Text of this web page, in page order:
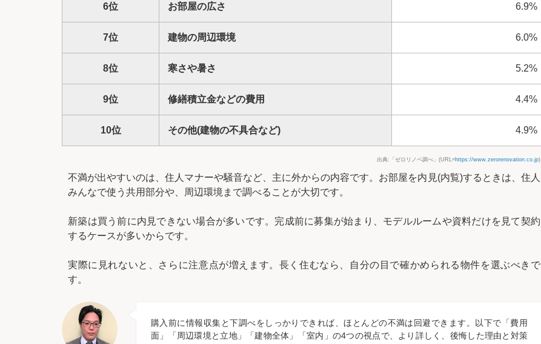
6位 お部屋の広さ 6.9%
7位 建物の周辺環境 6.0%
8位 寒さや暑さ 5.2%
9位 修繕積立金などの費用 4.4%
10位 その他(建物の不具合など) 4.9%
出典:「ゼロリノベ調べ」(URL=https://www.zerorenovation.co.jp)
不満が出やすいのは、住人マナーや騒音など、主に外からの内容です。お部屋を内見(内覧)するときは、住人
みんなで使う共用部分や、周辺環境まで調べることが大切です。
新築は買う前に内見できない場合が多いです。完成前に募集が始まり、モデルルームや資料だけを見て契約
するケースが多いからです。
実際に見れないと、さらに注意点が増えます。長く住むなら、自分の目で確かめられる物件を選ぶべきで
す。
購入前に情報収集と下調べをしっかりできれば、ほとんどの不満は回避できます。以下で「費用
面」「周辺環境と立地」「建物全体」「室内」の4つの視点で、より詳しく、後悔した理由と対策